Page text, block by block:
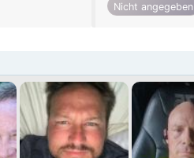
Nicht angegeben